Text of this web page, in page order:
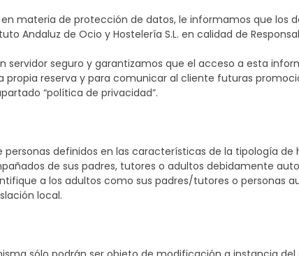
materia de protección de datos, le informamos que los
Andaluz de Ocio y Hostelería S.L. en calidad de
servidor seguro y garantizamos que el acceso a esta
reserva y para comunicar al cliente futuras
“política de privacidad”.
definidos en las características de la tipología
de sus padres, tutores o adultos debidamente
a los adultos como sus padres/tutores o personas
local.